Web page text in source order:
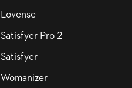
Lovense
Satisfyer Pro 2
Satisfyer
Womanizer